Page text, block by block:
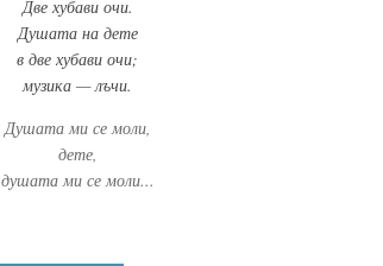
Две хубави очи.
Душата на дете
в две хубави очи;
музика — лъчи.
Душата ми се моли,
дете,
душата ми се моли...